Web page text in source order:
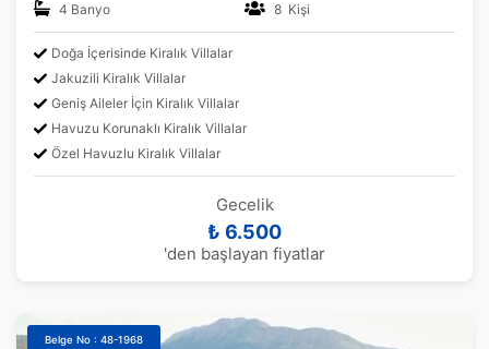
4 Banyo
8 Kişi
Doğa İçerisinde Kiralık Villalar
Jakuzili Kiralık Villalar
Geniş Aileler İçin Kiralık Villalar
Havuzu Korunaklı Kiralık Villalar
Özel Havuzlu Kiralık Villalar
Gecelik
₺ 6.500
'den başlayan fiyatlar
Belge No : 48-1968